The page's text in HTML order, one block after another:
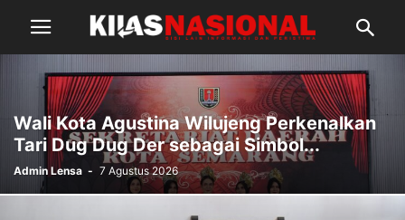
Wali Kota Agustina Wilujeng Perkenalkan
Tari Dug Dug Der sebagai Simbol...
Admin Lensa - 7 Agustus 2026